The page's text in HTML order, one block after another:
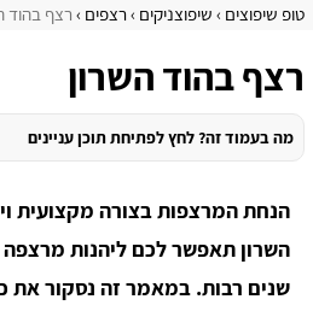
טופ שיפוצים שיפוצניקים רצפים רצף בהוד
רצף בהוד השרון
מה בעמוד זה? לחץ לפתיחת תוכן עניינים
הנחת המרצפות בצורה מקצועית
השרון תאפשר לכם ליהנות
שנים רבות. במאמר זה נסקור את